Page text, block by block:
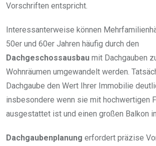
Vorschriften entspricht.
Interessanterweise können
50er und 60er Jahren häufig durch den
Dachgeschossausbau mit Dachgauben
Wohnräumen umgewandelt werden.
Dachgaube den Wert Ihrer Immobilie
insbesondere wenn sie mit hochwertigen
ausgestattet ist und einen großen Balkon
Dachgaubenplanung erfordert präzise